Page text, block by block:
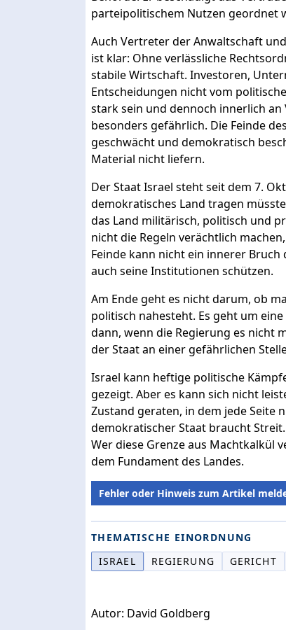
parteipolitischem Nutzen geordnet
Auch Vertreter der Anwaltschaft
ist klar: Ohne verlässliche
stabile Wirtschaft. Investoren,
Entscheidungen nicht vom
stark sein und dennoch innerlich
besonders gefährlich. Die Feinde
geschwächt und demokratisch
Material nicht liefern.
Der Staat Israel steht seit dem 7.
demokratisches Land tragen
das Land militärisch, politisch und
nicht die Regeln verächtlich
Feinde kann nicht ein innerer Bruch
auch seine Institutionen schützen.
Am Ende geht es nicht darum, ob
politisch nahesteht. Es geht um
dann, wenn die Regierung es nicht
der Staat an einer gefährlichen
Israel kann heftige politische
gezeigt. Aber es kann sich nicht
Zustand geraten, in dem jede Seite
demokratischer Staat braucht
Wer diese Grenze aus Machtkalkül
dem Fundament des Landes.
Fehler oder Hinweis zum Artikel
THEMATISCHE EINORDNUNG
ISRAEL
REGIERUNG GERICHT
Autor: David Goldberg